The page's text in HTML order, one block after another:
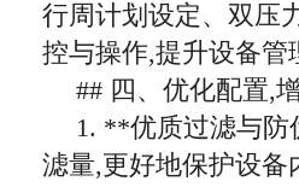
行周计划设定、双压
控与操作,提升设备管
## 四、优化配置,
1. **优质过滤与
滤量,更好地保护设备